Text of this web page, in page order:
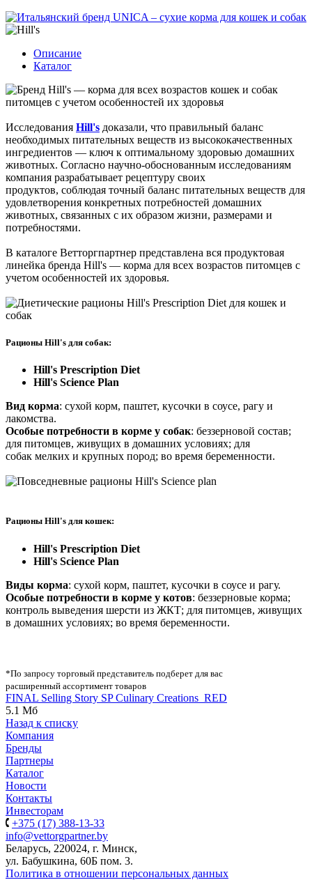
Описание
Каталог
Исследования Hill's доказали, что правильный баланс
необходимых питательных веществ из высококачественных
ингредиентов — ключ к оптимальному здоровью домашних
животных. Согласно научно-обоснованным исследованиям
компания разрабатывает рецептуру своих
продуктов, соблюдая точный баланс питательных веществ для
удовлетворения конкретных потребностей домашних
животных, связанных с их образом жизни, размерами и
потребностями.
В каталоге Ветторгпартнер представлена вся продуктовая
линейка бренда Hill's — корма для всех возрастов питомцев с
учетом особенностей их здоровья.
Рационы Hill's для собак:
Hill's Prescription Diet
Hill's Science Plan
Вид корма: сухой корм, паштет, кусочки в соусе, рагу и
лакомства.
Особые потребности в корме у собак: беззерновой состав;
для питомцев, живущих в домашних условиях; для
собак мелких и крупных пород; во время беременности.
Рационы Hill's для кошек:
Hill's Prescription Diet
Hill's Science Plan
Виды корма: сухой корм, паштет, кусочки в соусе и рагу.
Особые потребности в корме у котов: беззерновые корма;
контроль выведения шерсти из ЖКТ; для питомцев, живущих
в домашних условиях; во время беременности.
*По запросу торговый представитель подберет для вас
расширенный ассортимент товаров
FINAL Selling Story SP Culinary Creations_RED
5.1 Мб
Назад к списку
Компания
Бренды
Партнеры
Каталог
Новости
Контакты
Инвесторам
+375 (17) 388-13-33
info@vettorgpartner.by
Беларусь, 220024, г. Минск,
ул. Бабушкина, 60Б пом. 3.
Политика в отношении персональных данных